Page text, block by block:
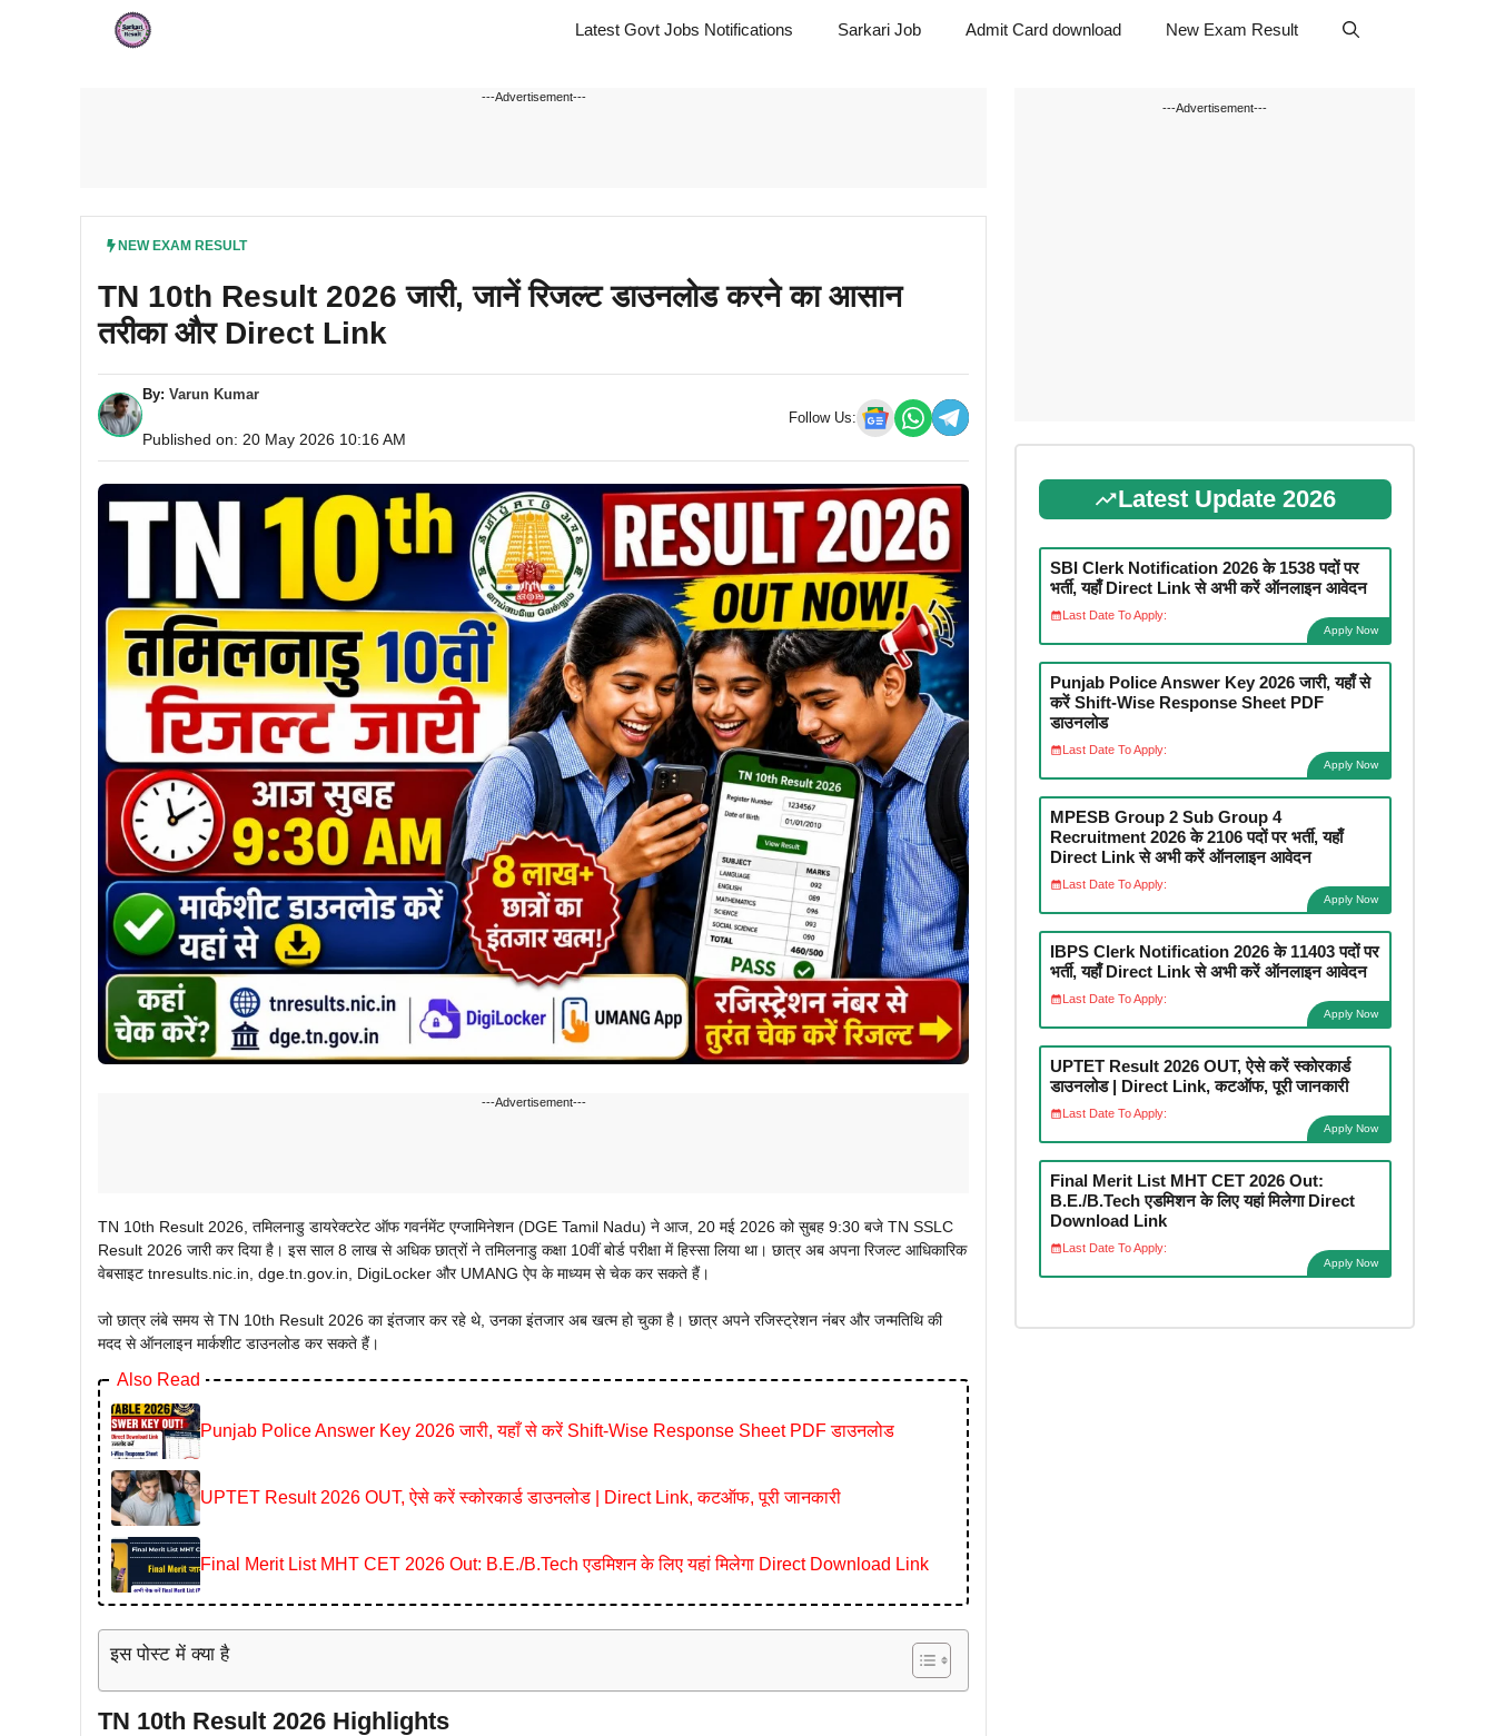
Latest Govt Jobs Notifications Sarkari Job Admit Card download New Exam Result
---Advertisement---
NEW EXAM RESULT
TN 10th Result 2026 जारी, जानें रिजल्ट डाउनलोड करने का आसान
तरीका और Direct Link
By: Varun Kumar
Published on: 20 May 2026 10:16 AM
Follow Us:
---Advertisement---
TN 10th Result 2026, तमिलनाडु डायरेक्टरेट ऑफ गवर्नमेंट एग्जामिनेशन (DGE Tamil Nadu) ने आज, 20 मई 2026 को सुबह 9:30 बजे TN SSLC
Result 2026 जारी कर दिया है। इस साल 8 लाख से अधिक छात्रों ने तमिलनाडु कक्षा 10वीं बोर्ड परीक्षा में हिस्सा लिया था। छात्र अब अपना रिजल्ट आधिकारिक
वेबसाइट tnresults.nic.in, dge.tn.gov.in, DigiLocker और UMANG ऐप के माध्यम से चेक कर सकते हैं।
जो छात्र लंबे समय से TN 10th Result 2026 का इंतजार कर रहे थे, उनका इंतजार अब खत्म हो चुका है। छात्र अपने रजिस्ट्रेशन नंबर और जन्मतिथि की
मदद से ऑनलाइन मार्कशीट डाउनलोड कर सकते हैं।
Also Read
Punjab Police Answer Key 2026 जारी, यहाँ से करें Shift-Wise Response Sheet PDF डाउनलोड
UPTET Result 2026 OUT, ऐसे करें स्कोरकार्ड डाउनलोड | Direct Link, कटऑफ, पूरी जानकारी
Final Merit List MHT CET 2026 Out: B.E./B.Tech एडमिशन के लिए यहां मिलेगा Direct Download Link
इस पोस्ट में क्या है
TN 10th Result 2026 Highlights
---Advertisement---
Latest Update 2026
SBI Clerk Notification 2026 के 1538 पदों पर
भर्ती, यहाँ Direct Link से अभी करें ऑनलाइन आवेदन
Last Date To Apply:
Apply Now
Punjab Police Answer Key 2026 जारी, यहाँ से
करें Shift-Wise Response Sheet PDF
डाउनलोड
Last Date To Apply:
Apply Now
MPESB Group 2 Sub Group 4
Recruitment 2026 के 2106 पदों पर भर्ती, यहाँ
Direct Link से अभी करें ऑनलाइन आवेदन
Last Date To Apply:
Apply Now
IBPS Clerk Notification 2026 के 11403 पदों पर
भर्ती, यहाँ Direct Link से अभी करें ऑनलाइन आवेदन
Last Date To Apply:
Apply Now
UPTET Result 2026 OUT, ऐसे करें स्कोरकार्ड
डाउनलोड | Direct Link, कटऑफ, पूरी जानकारी
Last Date To Apply:
Apply Now
Final Merit List MHT CET 2026 Out:
B.E./B.Tech एडमिशन के लिए यहां मिलेगा Direct
Download Link
Last Date To Apply:
Apply Now